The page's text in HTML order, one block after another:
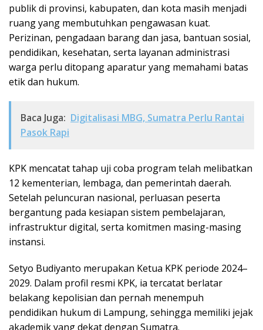
publik di provinsi, kabupaten, dan kota masih menjadi
ruang yang membutuhkan pengawasan kuat.
Perizinan, pengadaan barang dan jasa, bantuan sosial,
pendidikan, kesehatan, serta layanan administrasi
warga perlu ditopang aparatur yang memahami batas
etik dan hukum.
Baca Juga: Digitalisasi MBG, Sumatra Perlu Rantai
Pasok Rapi
KPK mencatat tahap uji coba program telah melibatkan
12 kementerian, lembaga, dan pemerintah daerah.
Setelah peluncuran nasional, perluasan peserta
bergantung pada kesiapan sistem pembelajaran,
infrastruktur digital, serta komitmen masing-masing
instansi.
Setyo Budiyanto merupakan Ketua KPK periode 2024–
2029. Dalam profil resmi KPK, ia tercatat berlatar
belakang kepolisian dan pernah menempuh
pendidikan hukum di Lampung, sehingga memiliki jejak
akademik yang dekat dengan Sumatra.